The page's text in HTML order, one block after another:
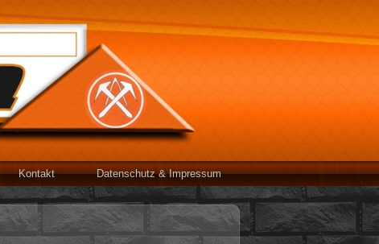
Kontakt Datenschutz & Impressum